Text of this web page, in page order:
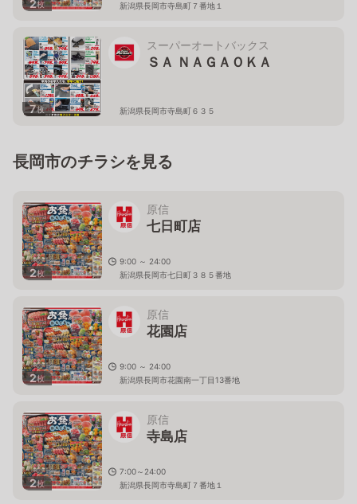
2枚 新潟県長岡市寺島町７番地１
7枚
スーパーオートバックス
ＳＡ ＮＡＧＡＯＫＡ
新潟県長岡市寺島町６３５
長岡市のチラシを見る
2枚
原信
七日町店
9:00 ～ 24:00
新潟県長岡市七日町３８５番地
2枚
原信
花園店
9:00 ～ 24:00
新潟県長岡市花園南一丁目13番地
2枚
原信
寺島店
7:00～24:00
新潟県長岡市寺島町７番地１